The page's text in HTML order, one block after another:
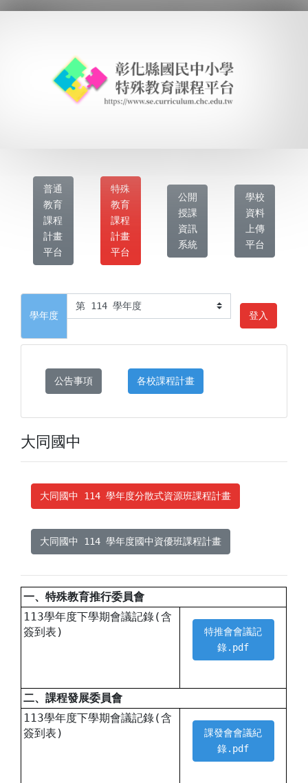
普通
教育
課程
計畫
平台
特殊
教育
課程
計畫
平台
公開
授課
資訊
系統
學校
資料
上傳
平台
學年度 登入
公告事項 各校課程計畫
大同國中
大同國中 114 學年度分散式資源班課程計畫
大同國中 114 學年度國中資優班課程計畫
一、特殊教育推行委員會
113學年度下學期會議記錄(含
簽到表)
特推會會議記
錄.pdf
二、課程發展委員會
113學年度下學期會議記錄(含
簽到表)
課發會會議紀
錄.pdf